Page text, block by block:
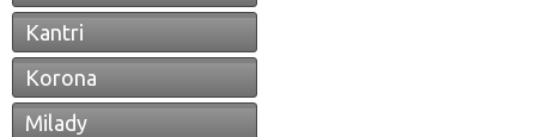
Kantri
Korona
Milady